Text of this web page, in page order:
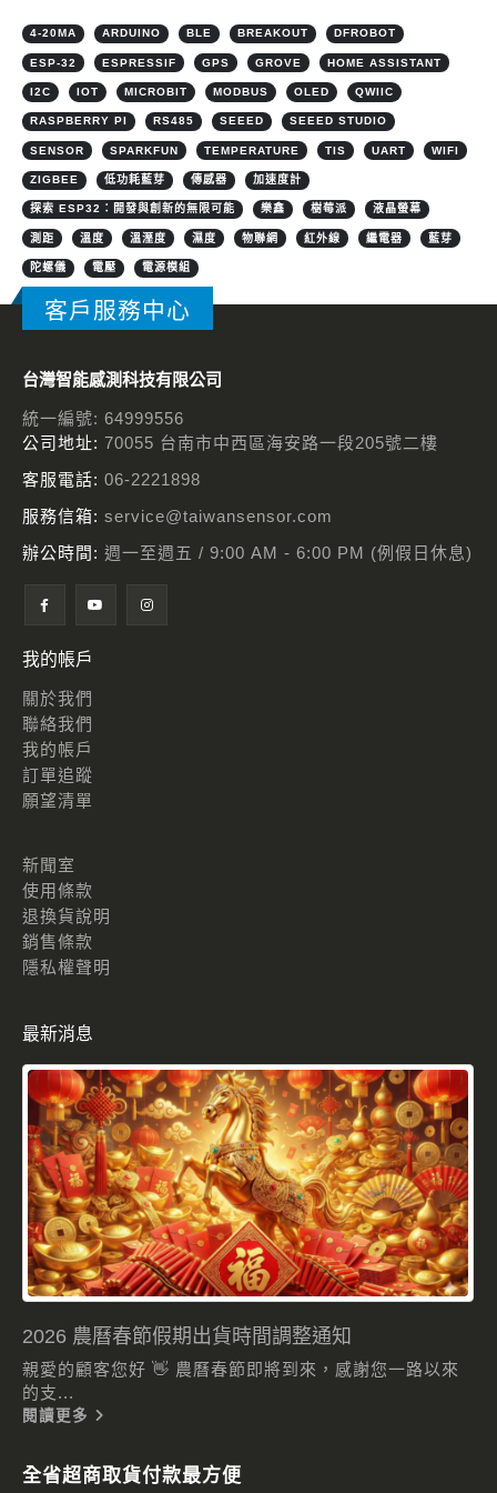
4-20MA ARDUINO BLE BREAKOUT DFROBOT
ESP-32 ESPRESSIF GPS GROVE HOME ASSISTANT
I2C IOT MICROBIT MODBUS OLED QWIIC
RASPBERRY PI RS485 SEEED SEEED STUDIO
SENSOR SPARKFUN TEMPERATURE TIS UART WIFI
ZIGBEE 低功耗藍芽 傳感器 加速度計
探索 ESP32：開發與創新的無限可能 樂鑫 樹莓派 液晶螢幕
測距 溫度 溫溼度 濕度 物聯網 紅外線 繼電器 藍芽
陀螺儀 電壓 電源模組
客戶服務中心
台灣智能感測科技有限公司
統一編號: 64999556
公司地址: 70055 台南市中西區海安路一段205號二樓
客服電話: 06-2221898
服務信箱: service@taiwansensor.com
辦公時間: 週一至週五 / 9:00 AM - 6:00 PM (例假日休息)
我的帳戶
關於我們
聯絡我們
我的帳戶
訂單追蹤
願望清單
新聞室
使用條款
退換貨說明
銷售條款
隱私權聲明
最新消息
2026 農曆春節假期出貨時間調整通知
親愛的顧客您好 👋 農曆春節即將到來，感謝您一路以來
的支...
閱讀更多
全省超商取貨付款最方便